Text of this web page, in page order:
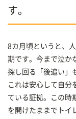
す。
8カ月頃というと、
期です。今まで泣か
探し回る「後追い」
これは安心して自分
ている証拠。この時
を開けたままでトイ